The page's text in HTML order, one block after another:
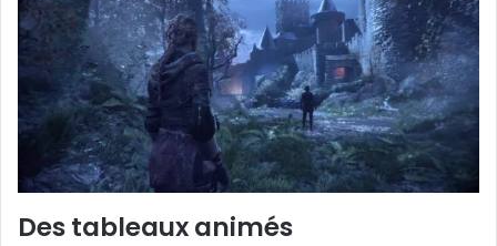
Des tableaux animés